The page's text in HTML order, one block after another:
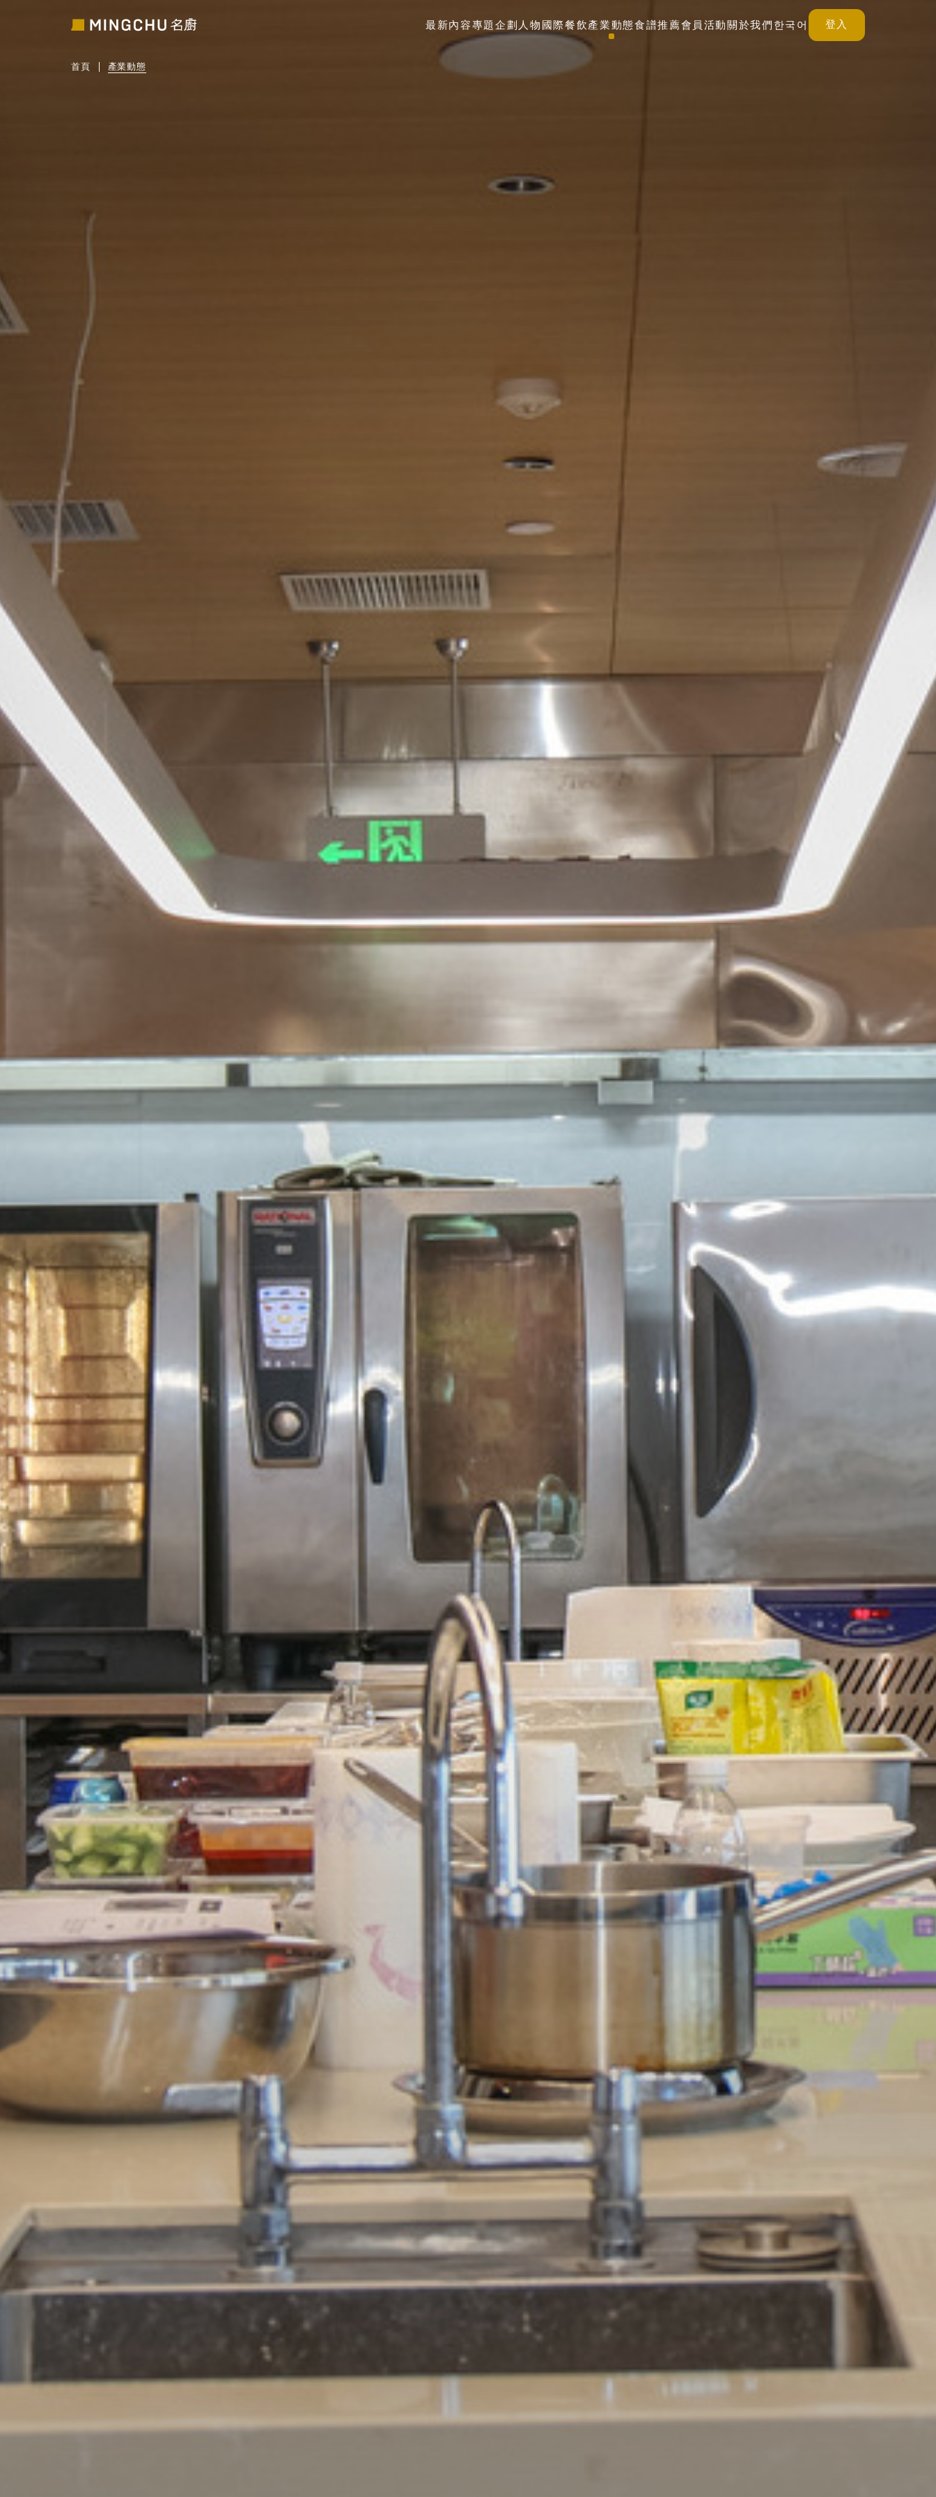
最新內容 專題企劃 人物 國際餐飲 產業動態食譜推薦 會員活動 關於我們 한국어 登入
首頁 產業動態